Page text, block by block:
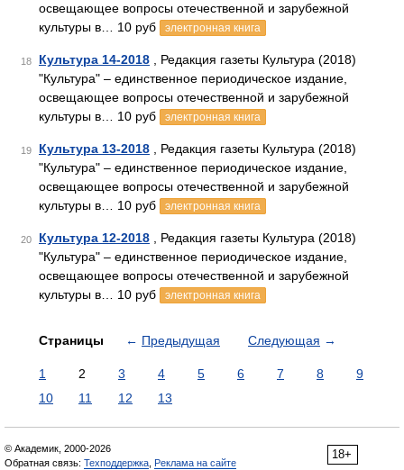
освещающее вопросы отечественной и зарубежной
культуры в… 10 руб
электронная книга
18 Культура 14-2018 , Редакция газеты Культура (2018)
"Культура" – единственное периодическое издание,
освещающее вопросы отечественной и зарубежной
культуры в… 10 руб
электронная книга
19 Культура 13-2018 , Редакция газеты Культура (2018)
"Культура" – единственное периодическое издание,
освещающее вопросы отечественной и зарубежной
культуры в… 10 руб
электронная книга
20 Культура 12-2018 , Редакция газеты Культура (2018)
"Культура" – единственное периодическое издание,
освещающее вопросы отечественной и зарубежной
культуры в… 10 руб
электронная книга
Страницы ← Предыдущая Следующая →
1 2 3 4 5 6 7 8
9
10
11 12 13
18+
© Академик, 2000-2026
Обратная связь: Техподдержка Реклама на сайте